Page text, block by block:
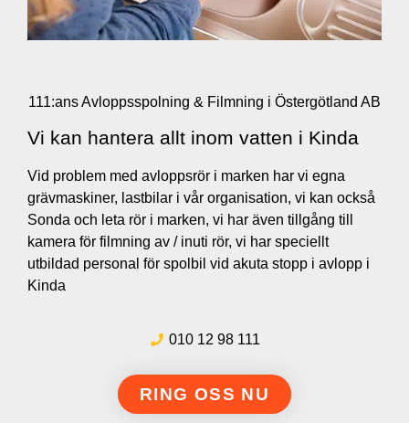
111:ans Avloppsspolning & Filmning i Östergötland AB
Vi kan hantera allt inom vatten i Kinda
Vid problem med avloppsrör i marken har vi egna
grävmaskiner, lastbilar i vår organisation, vi kan också
Sonda och leta rör i marken, vi har även tillgång till
kamera för filmning av / inuti rör, vi har speciellt
utbildad personal för spolbil vid akuta stopp i avlopp i
Kinda
010 12 98 111
RING OSS NU